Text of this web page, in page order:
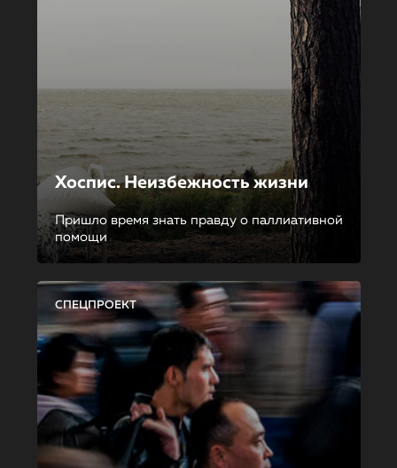
Хоспис. Неизбежность жизни
Пришло время знать правду о паллиативной
помощи
СПЕЦПРОЕКТ